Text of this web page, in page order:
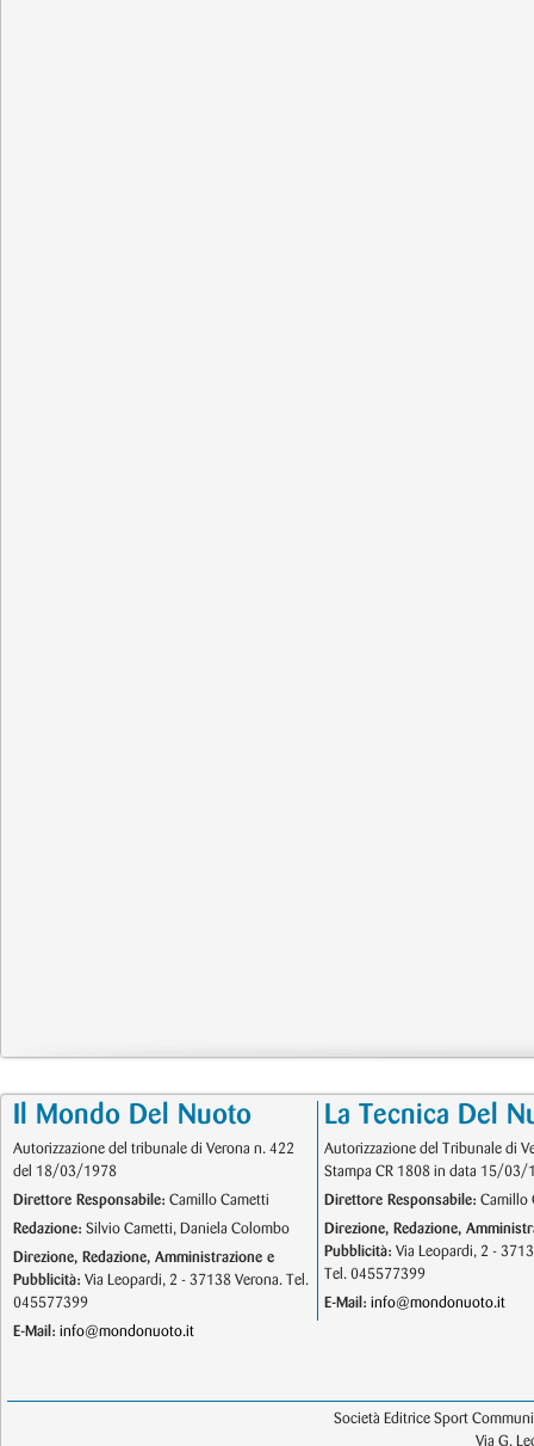
Il Mondo Del Nuoto
Autorizzazione del tribunale di Verona n. 422
del 18/03/1978
Direttore Responsabile: Camillo Cametti
Redazione: Silvio Cametti, Daniela Colombo
Direzione, Redazione, Amministrazione e
Pubblicità: Via Leopardi, 2 - 37138 Verona. Tel.
045577399
E-Mail: info@mondonuoto.it
La Tecnica Del
Autorizzazione del Tribunale di
Stampa CR 1808 in data 15/03/
Direttore Responsabile: Camillo
Direzione, Redazione,
Pubblicità: Via Leopardi, 2 -
Tel. 045577399
E-Mail: info@mondonuoto.it
Società Editrice Sport
Via G.